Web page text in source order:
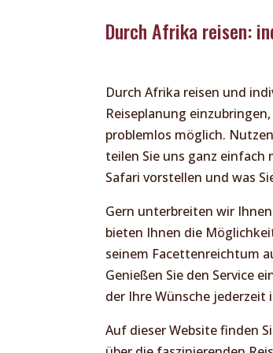
Durch Afrika reisen:
Durch Afrika reisen und
Reiseplanung
problemlos möglich.
teilen Sie uns ganz einfach
Safari vorstellen und was
Gern unterbreiten wir
bieten Ihnen die
seinem Facettenreichtum
Genießen Sie den Service
der Ihre Wünsche
Auf dieser Website finden